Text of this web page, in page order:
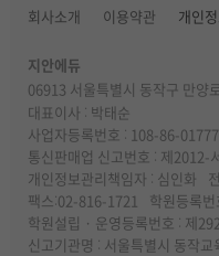
회사소개 이용약관 개인
지안에듀
06913 서울특별시 동작구 만양
대표이사 : 박태순
사업자등록번호 : 108-86-01777
통신판매업 신고번호 : 제2012-
개인정보관리책임자 : 심인화
팩스:02-816-1721
학원등록
학원설립 · 운영등록번호 : 제
신고기관명 : 서울특별시 동작교